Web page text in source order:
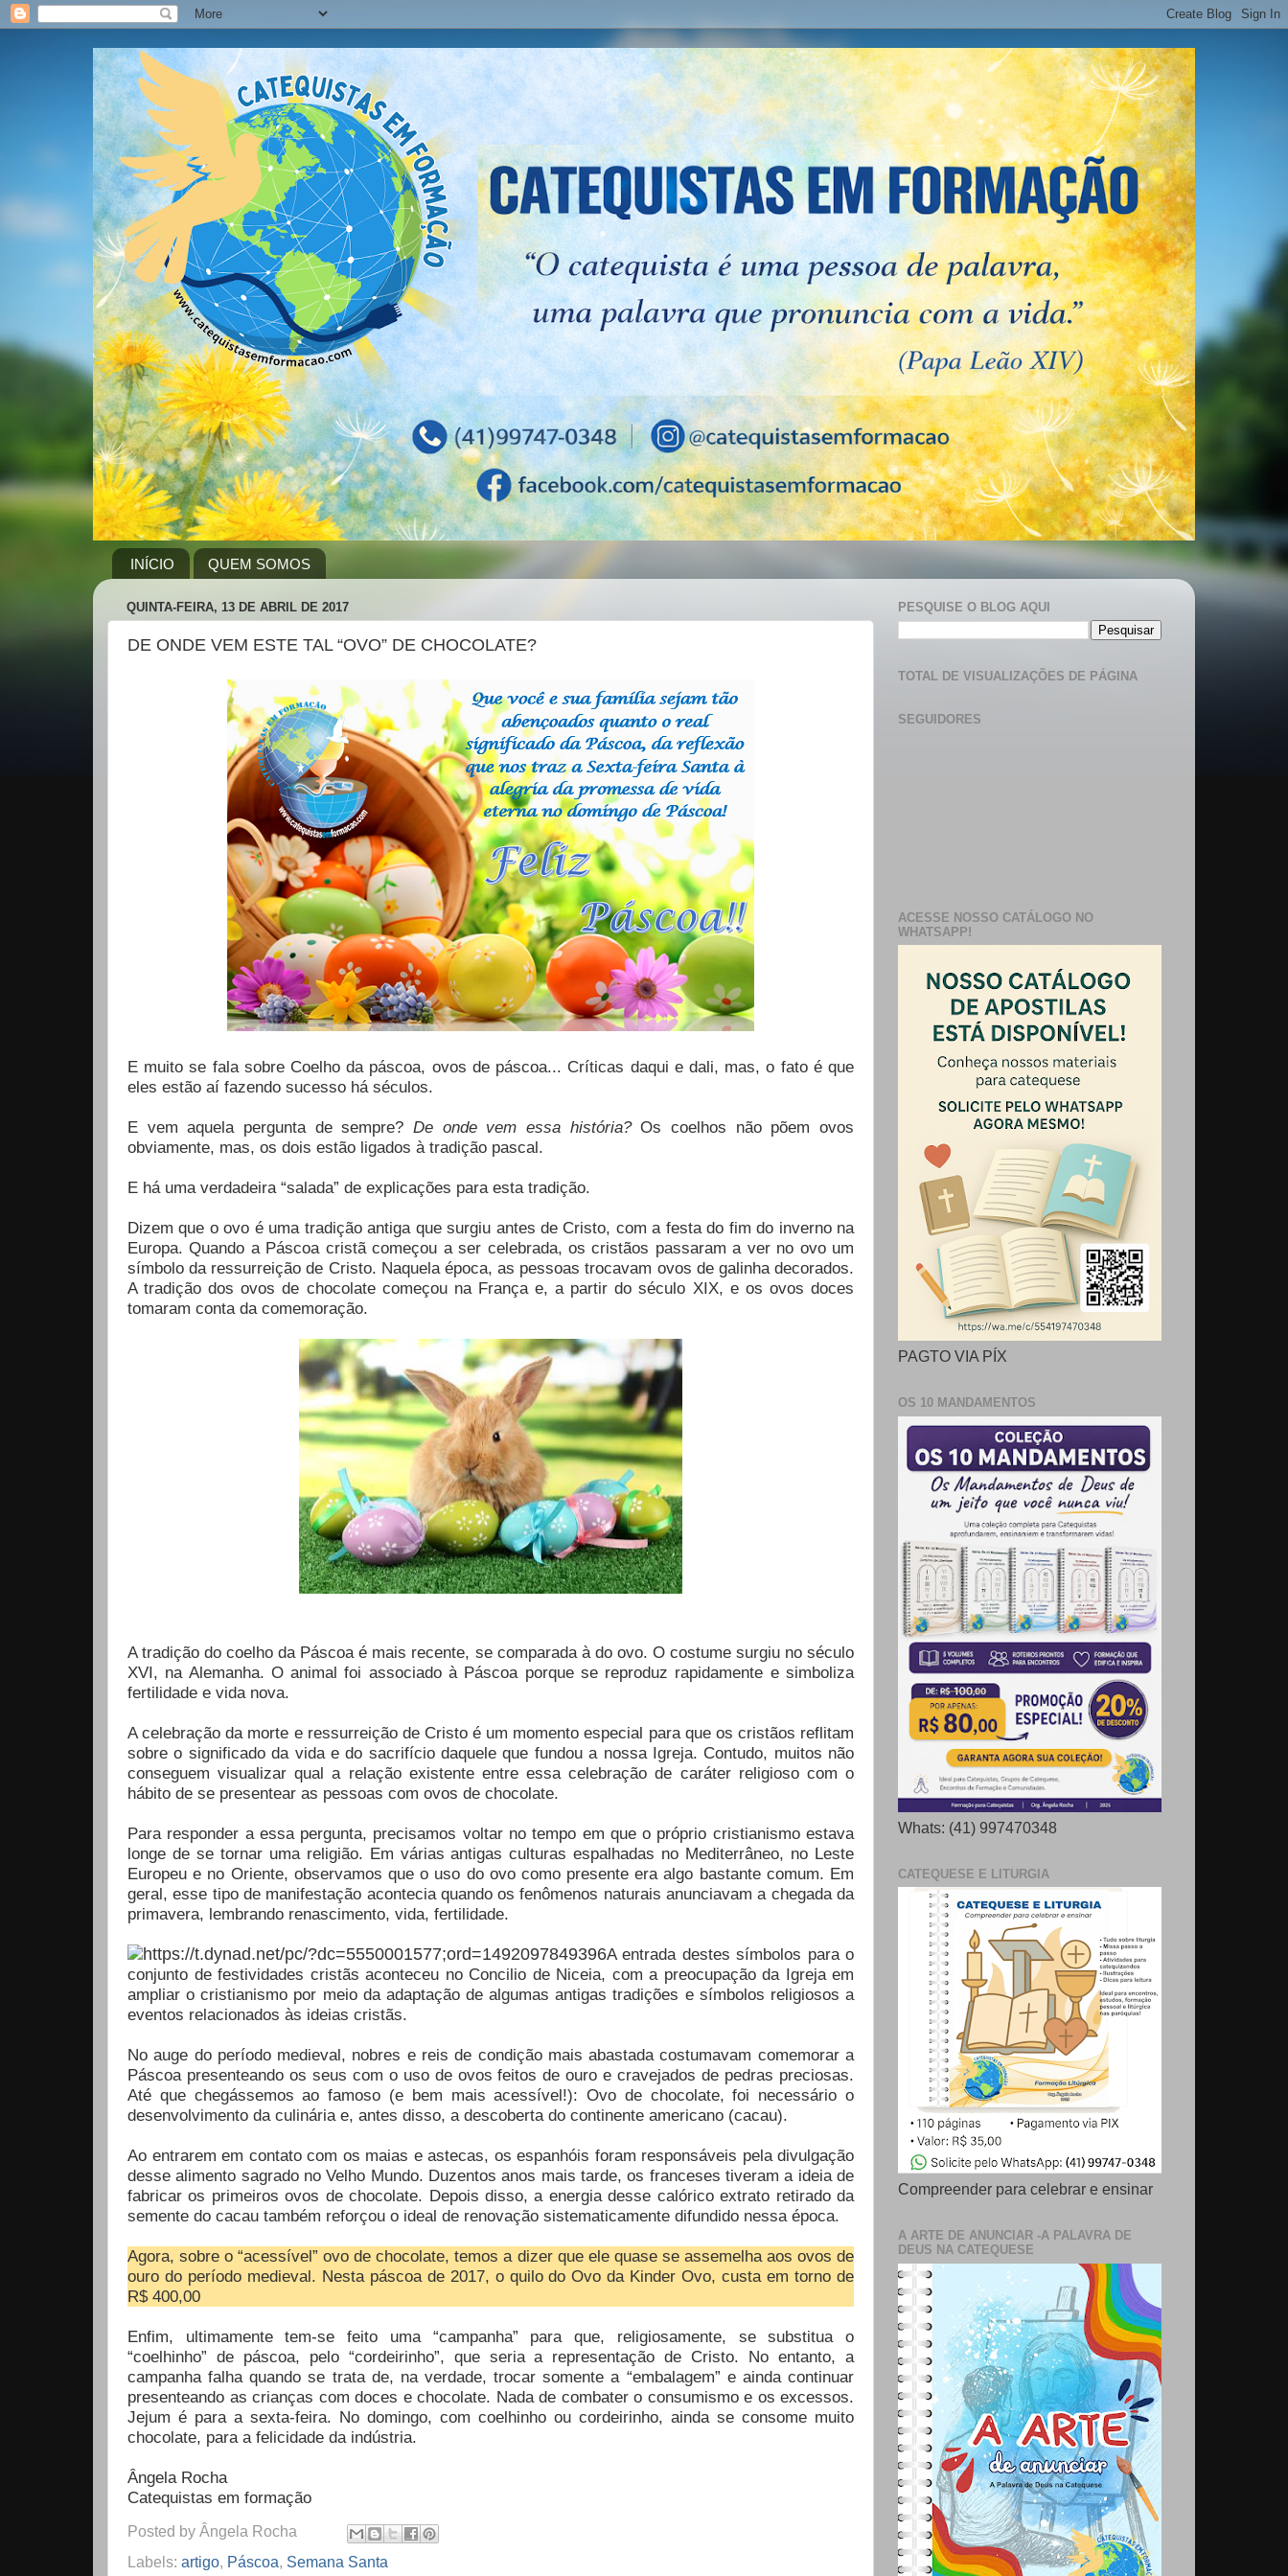
INÍCIO QUEM SOMOS
QUINTA-FEIRA, 13 DE ABRIL DE 2017
DE ONDE VEM ESTE TAL “OVO” DE CHOCOLATE?
E muito se fala sobre Coelho da páscoa, ovos de páscoa... Críticas daqui e dali, mas, o fato é que
eles estão aí fazendo sucesso há séculos.
E vem aquela pergunta de sempre? De onde vem essa história?Os coelhos não põem ovos
obviamente, mas, os dois estão ligados à tradição pascal.
E há uma verdadeira “salada” de explicações para esta tradição.
Dizem que o ovo é uma tradição antiga que surgiu antes de Cristo, com a festa do fim do inverno na
Europa. Quando a Páscoa cristã começou a ser celebrada, os cristãos passaram a ver no ovo um
símbolo da ressurreição de Cristo. Naquela época, as pessoas trocavam ovos de galinha decorados.
A tradição dos ovos de chocolate começou na França e, a partir do século XIX, e os ovos doces
tomaram conta da comemoração.
A tradição do coelho da Páscoa é mais recente, se comparada à do ovo. O costume surgiu no século
XVI, na Alemanha. O animal foi associado à Páscoa porque se reproduz rapidamente e simboliza
fertilidade e vida nova.
A celebração da morte e ressurreição de Cristo é um momento especial para que os cristãos reflitam
sobre o significado da vida e do sacrifício daquele que fundou a nossa Igreja. Contudo, muitos não
conseguem visualizar qual a relação existente entre essa celebração de caráter religioso com o
hábito de se presentear as pessoas com ovos de chocolate.
Para responder a essa pergunta, precisamos voltar no tempo em que o próprio cristianismo estava
longe de se tornar uma religião. Em várias antigas culturas espalhadas no Mediterrâneo, no Leste
Europeu e no Oriente, observamos que o uso do ovo como presente era algo bastante comum. Em
geral, esse tipo de manifestação acontecia quando os fenômenos naturais anunciavam a chegada da
primavera, lembrando renascimento, vida, fertilidade.
A entrada destes símbolos para o
conjunto de festividades cristãs aconteceu no Concilio de Niceia, com a preocupação da Igreja em
ampliar o cristianismo por meio da adaptação de algumas antigas tradições e símbolos religiosos a
eventos relacionados às ideias cristãs.
No auge do período medieval, nobres e reis de condição mais abastada costumavam comemorar a
Páscoa presenteando os seus com o uso de ovos feitos de ouro e cravejados de pedras preciosas.
Até que chegássemos ao famoso (e bem mais acessível!): Ovo de chocolate, foi necessário o
desenvolvimento da culinária e, antes disso, a descoberta do continente americano (cacau).
Ao entrarem em contato com os maias e astecas, os espanhóis foram responsáveis pela divulgação
desse alimento sagrado no Velho Mundo. Duzentos anos mais tarde, os franceses tiveram a ideia de
fabricar os primeiros ovos de chocolate. Depois disso, a energia desse calórico extrato retirado da
semente do cacau também reforçou o ideal de renovação sistematicamente difundido nessa época.
Agora, sobre o “acessível” ovo de chocolate, temos a dizer que ele quase se assemelha aos ovos de
ouro do período medieval. Nesta páscoa de 2017, o quilo do Ovo da Kinder Ovo, custa em torno de
R$ 400,00
Enfim, ultimamente tem-se feito uma “campanha” para que, religiosamente, se substitua o
“coelhinho” de páscoa, pelo “cordeirinho”, que seria a representação de Cristo. No entanto, a
campanha falha quando se trata de, na verdade, trocar somente a “embalagem” e ainda continuar
presenteando as crianças com doces e chocolate. Nada de combater o consumismo e os excessos.
Jejum é para a sexta-feira. No domingo, com coelhinho ou cordeirinho, ainda se consome muito
chocolate, para a felicidade da indústria.
Ângela Rocha
Catequistas em formação
Posted by Ângela Rocha
Labels: artigo Páscoa Semana Santa
PESQUISE O BLOG AQUI
TOTAL DE VISUALIZAÇÕES DE PÁGINA
SEGUIDORES
ACESSE NOSSO CATÁLOGO NO
WHATSAPP!
PAGTO VIA PÍX
OS 10 MANDAMENTOS
Whats: (41) 997470348
CATEQUESE E LITURGIA
Compreender para celebrar e ensinar
A ARTE DE ANUNCIAR -A PALAVRA DE
DEUS NA CATEQUESE